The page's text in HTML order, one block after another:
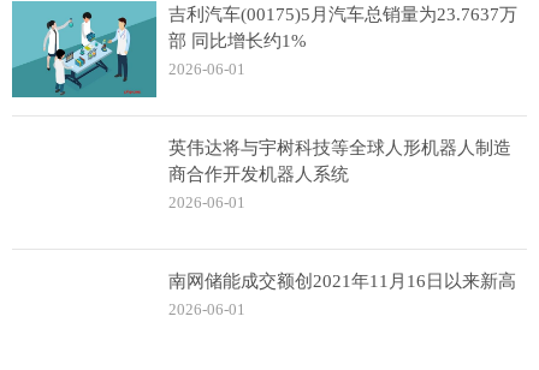
吉利汽车(00175)5月汽车总销量为23.7637万
部 同比增长约1%
2026-06-01
英伟达将与宇树科技等全球人形机器人制造
商合作开发机器人系统
2026-06-01
南网储能成交额创2021年11月16日以来新高
2026-06-01